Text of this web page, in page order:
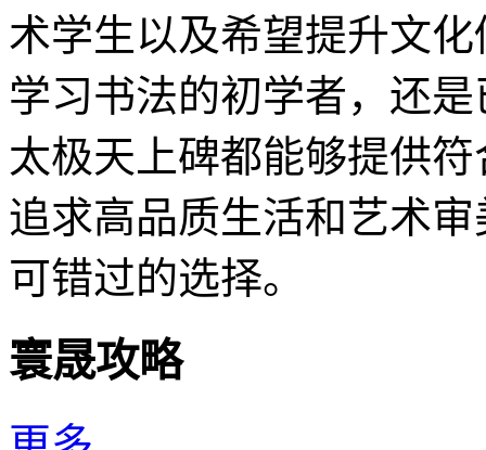
术学生以及希望提升文
学习书法的初学者，还
太极天上碑都能够提供
追求高品质生活和艺术
可错过的选择。
寰晟攻略